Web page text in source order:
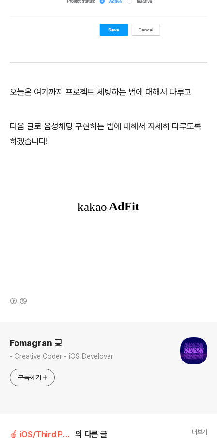
오늘은 여기까지 프로젝트 세팅하는 법에 대해서 다루고
다음 글로 음성채팅 구현하는 법에 대해서 자세히 다루도록
하겠습니다!
Fomagran 💻
- Creative Coder - iOS Develover
구독하기
🍎 iOS/Third Party 의 다른 글 더보기